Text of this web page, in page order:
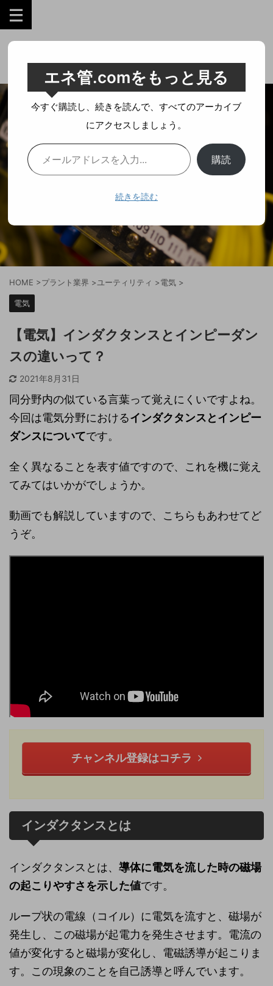
工業技術を誰にでも分かりやすく。
HOME >プラント業界 > ユーティリティ >電気 >
電気
【電気】インダクタンスとインピーダン
スの違いって？
2021年8月31日
同分野内の似ている言葉って覚えにくいですよね。
今回は電気分野におけるインダクタンスとインピー
ダンスについてです。
全く異なることを表す値ですので、これを機に覚え
てみてはいかがでしょうか。
動画でも解説していますので、こちらもあわせてど
うぞ。
チャンネル登録はコチラ
インダクタンスとは
インダクタンスとは、 導体に電気を流した時の磁場
の起こりやすさを示した値です。
ループ状の電線（コイル）に電気を流すと、磁場が
発生し、この磁場が起電力を発生させます。電流の
値が変化すると磁場が変化し、電磁誘導が起こりま
す。この現象のことを自己誘導と呼んでいます。
エネ管.comをもっと見る
今すぐ購読し、続きを読んで、すべてのアーカイブ
にアクセスしましょう。
購読
続きを読む